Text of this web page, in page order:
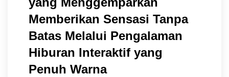
Memberikan Sensasi Tanpa
Batas Melalui Pengalaman
Hiburan Interaktif yang
Penuh Warna